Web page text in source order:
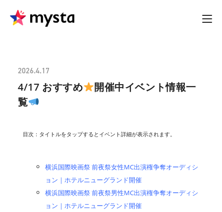
2026.4.17
4/17 おすすめ
開催中イベント情報一
覧
目次：タイトルをタップするとイベント詳細が表示されます。
横浜国際映画祭 前夜祭女性MC出演権争奪オーディシ
ョン｜ホテルニューグランド開催
横浜国際映画祭 前夜祭男性MC出演権争奪オーディシ
ョン｜ホテルニューグランド開催